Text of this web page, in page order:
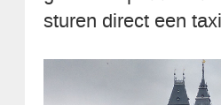
sturen direct een